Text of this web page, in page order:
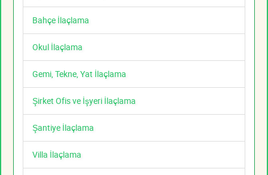
Bahçe İlaçlama
Okul İlaçlama
Gemi, Tekne, Yat İlaçlama
Şirket Ofis ve İşyeri İlaçlama
Şantiye İlaçlama
Villa İlaçlama